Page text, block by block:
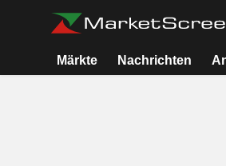
Märkte Nachrichten